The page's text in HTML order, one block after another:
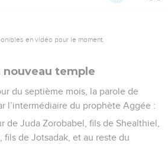
en vidéo pour le moment.
nouveau temple
du septième mois, la parole de
l’intermédiaire du prophète Aggée :
de Juda Zorobabel, fils de Shealthiel,
fils de Jotsadak, et au reste du